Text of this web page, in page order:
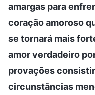
amargas para
coração amoroso
se tornará mais
amor verdadeiro
provações
circunstâncias